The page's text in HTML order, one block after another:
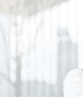
Home Layer-6